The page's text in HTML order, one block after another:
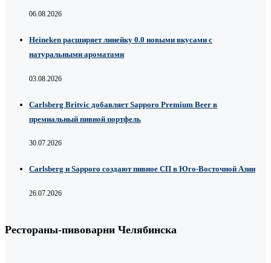
06.08.2026
Heineken расширяет линейку 0.0 новыми вкусами с
натуральными ароматами
03.08.2026
Carlsberg Britvic добавляет Sapporo Premium Beer в
премиальный пивной портфель
30.07.2026
Carlsberg и Sapporo создают пивное СП в Юго-Восточной Азии
26.07.2026
Рестораны-пивоварни Челябинска